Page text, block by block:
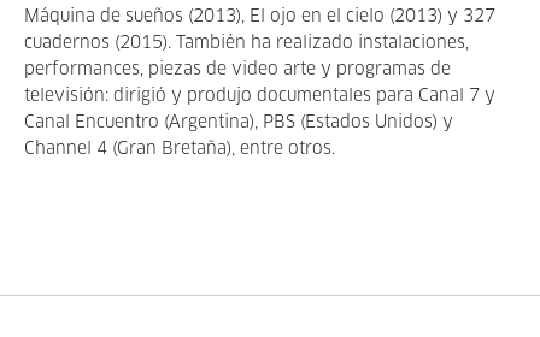
Máquina de sueños (2013), El ojo en el cielo (2013) y 327
cuadernos (2015). También ha realizado instalaciones,
performances, piezas de video arte y programas de
televisión: dirigió y produjo documentales para Canal 7 y
Canal Encuentro (Argentina), PBS (Estados Unidos) y
Channel 4 (Gran Bretaña), entre otros.